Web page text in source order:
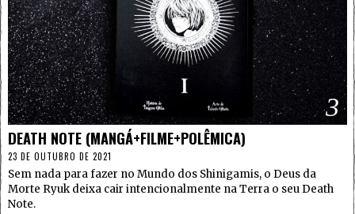
3
DEATH NOTE (MANGÁ+FILME+POLÊMICA)
23 DE OUTUBRO DE 2021
Sem nada para fazer no Mundo dos Shinigamis, o Deus da
Morte Ryuk deixa cair intencionalmente na Terra o seu Death
Note.